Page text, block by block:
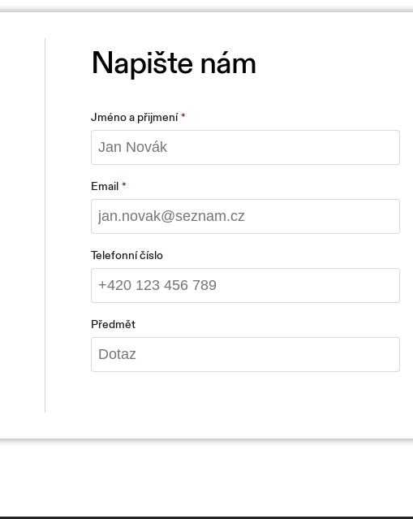
Napište nám
Jméno a přijmení
Email
Telefonní číslo
Předmět